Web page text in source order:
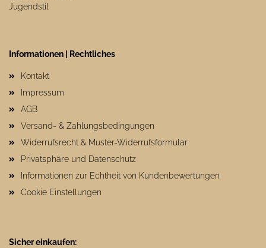
Jugendstil
Informationen | Rechtliches
Kontakt
Impressum
AGB
Versand- & Zahlungsbedingungen
Widerrufsrecht & Muster-Widerrufsformular
Privatsphäre und Datenschutz
Informationen zur Echtheit von Kundenbewertungen
Cookie Einstellungen
Sicher einkaufen: